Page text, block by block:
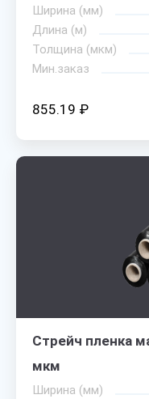
Ширина (мм)
Длина (м)
Толщина (мкм)
Мин.заказ
855.19 ₽
Стрейч пленка
мкм
Ширина (мм)